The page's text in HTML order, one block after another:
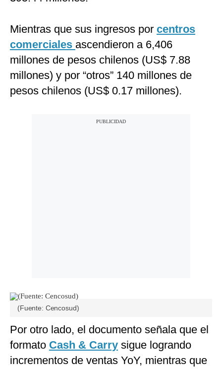
Mientras que sus ingresos por centros
comerciales ascendieron a 6,406
millones de pesos chilenos (US$ 7.88
millones) y por “otros” 140 millones de
pesos chilenos (US$ 0.17 millones).
(Fuente: Cencosud)
Por otro lado, el documento señala que el
formato Cash & Carry sigue logrando
incrementos de ventas YoY, mientras que